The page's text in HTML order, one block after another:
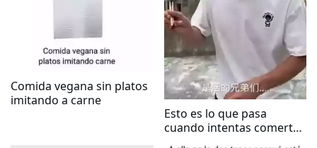
Comida vegana sin platos
imitando a carne
Esto es lo que pasa
cuando intentas comerte